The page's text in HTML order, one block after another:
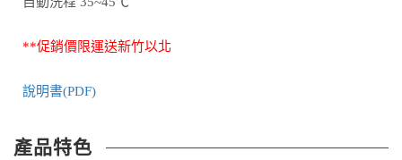
**促銷價限運送新竹以北
說明書(PDF)
產品特色